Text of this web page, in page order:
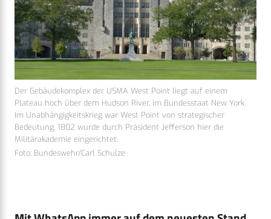
Der Gebäudekomplex der USMA West Point liegt auf einem
Plateau hoch über dem Hudson River, im Bundesstaat New York.
Im Unabhängigkeitskrieg war West Point von strategischer
Bedeutung. 1802 wurde durch Präsident Jefferson hier die
Militärakademie eingerichtet.
Foto: Bundeswehr/Carl Schulze